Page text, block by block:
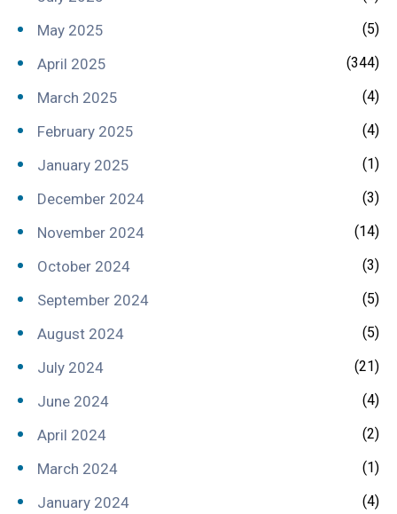
May 2025 (5)
April 2025 (344)
March 2025 (4)
February 2025 (4)
January 2025 (1)
December 2024 (3)
November 2024 (14)
October 2024 (3)
September 2024 (5)
August 2024 (5)
July 2024 (21)
June 2024 (4)
April 2024 (2)
March 2024 (1)
January 2024 (4)